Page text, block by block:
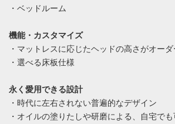
・ベッドルーム
機能・カスタマイズ
・マットレスに応じたヘッドの高さがオー
・選べる床板仕様
永く愛用できる設計
・時代に左右されない普遍的なデザイン
・オイルの塗りたしや研磨による、自宅で